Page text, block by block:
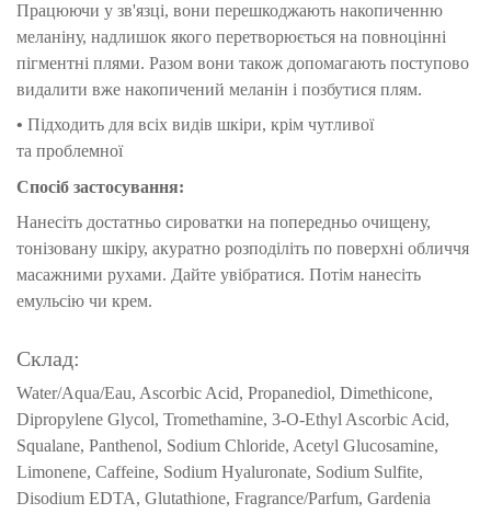
Працюючи у зв'язці, вони перешкоджають накопиченню
меланіну, надлишок якого перетворюється на повноцінні
пігментні плями. Разом вони також допомагають поступово
видалити вже накопичений меланін і позбутися плям.
• Підходить для всіх видів шкіри, крім чутливої
та проблемної
Спосіб застосування:
Нанесіть достатньо сироватки на попередньо очищену,
тонізовану шкіру, акуратно розподіліть по поверхні обличчя
масажними рухами. Дайте увібратися. Потім нанесіть
емульсію чи крем.
Склад:
Water/​Aqua/​Eau, Ascorbic Acid, Propanediol, Dimethicone,
Dipropylene Glycol, Tromethamine, 3-O-Ethyl Ascorbic Acid,
Squalane, Panthenol, Sodium Chloride, Acetyl Glucosamine,
Limonene, Caffeine, Sodium Hyaluronate, Sodium Sulfite,
Disodium EDTA, Glutathione, Fragrance/​Parfum, Gardenia